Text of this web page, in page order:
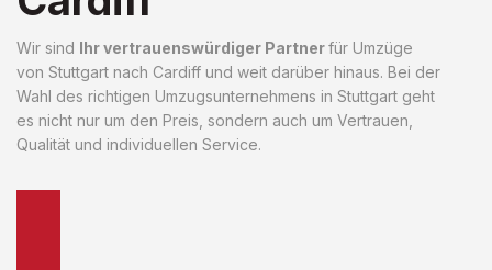
Wir sind Ihr vertrauenswürdiger Partnerfür Umzüge
von Stuttgart nach Cardiff und weit darüber hinaus. Bei der
Wahl des richtigen Umzugsunternehmens in Stuttgart geht
es nicht nur um den Preis, sondern auch um Vertrauen,
Qualität und individuellen Service.